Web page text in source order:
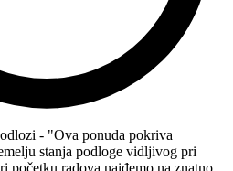
- "Ova ponuda pokriva
stanja podloge vidljivog pri